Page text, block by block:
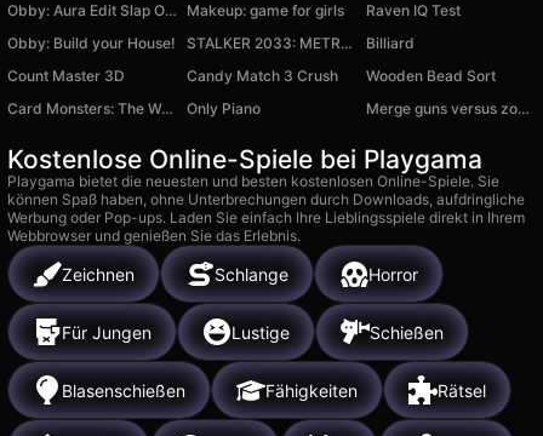
Obby: Aura Edit Slap Online
Makeup: game for girls
Raven IQ Test
Obby: Build your House!
STALKER 2033: METRO Zombies
Billiard
Count Master 3D
Candy Match 3 Crush
Wooden Bead Sort
Card Monsters: The War of Evolutions
Only Piano Merge guns versus zombies
Kostenlose Online-Spiele bei Playgama
Playgama bietet die neuesten und besten kostenlosen Online-Spiele. Sie
können Spaß haben, ohne Unterbrechungen durch Downloads, aufdringliche
Werbung oder Pop-ups. Laden Sie einfach Ihre Lieblingsspiele direkt in Ihrem
Webbrowser und genießen Sie das Erlebnis.
Zeichnen Schlange Horror
Für Jungen Lustige Schießen
Blasenschießen Fähigkeiten Rätsel